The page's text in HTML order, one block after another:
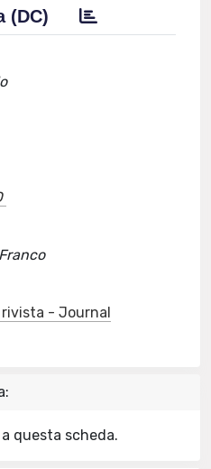
(DC)
rivista - Journal
questa scheda.